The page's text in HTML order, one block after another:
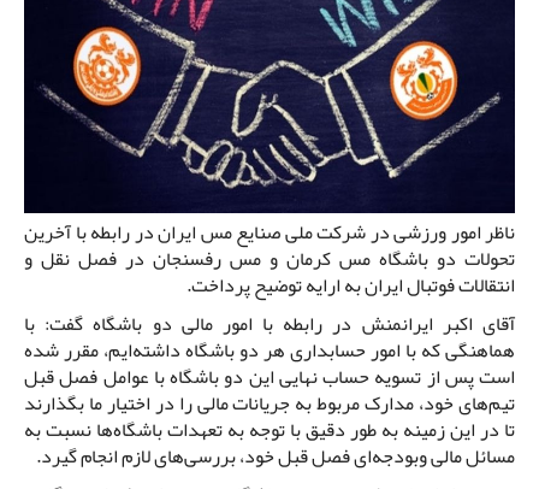
ناظر امور ورزشی در شرکت ملی صنایع مس ایران در رابطه با آخرین
تحولات دو باشگاه مس کرمان و مس رفسنجان در فصل نقل و
انتقالات فوتبال ایران به ارایه توضیح پرداخت.
آقای اکبر ایرانمنش در رابطه با امور مالی دو باشگاه گفت: با
هماهنگی که با امور حسابداری هر دو باشگاه داشته‌ایم، مقرر شده
است پس از تسویه حساب نهایی این دو باشگاه با عوامل فصل قبل
تیم‌های خود، مدارک مربوط به جریانات مالی را در اختیار ما بگذارند
تا در این زمینه به طور دقیق با توجه به تعهدات باشگاه‌ها نسبت به
مسائل مالی وبودجه‌ای فصل قبل خود، بررسی‌های لازم انجام گیرد.